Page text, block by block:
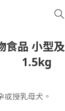
食品 小型
1.5kg
或授乳母犬。